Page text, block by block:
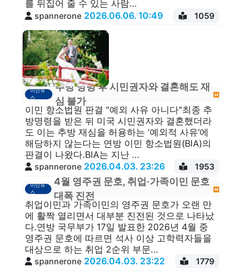
를 뒤집어 줄 수 있는 사람...
spannerone 2026.06.06. 10:49 1059
이민뉴
스
추방 명령 후 시민권자와 결혼해도 재
심 불가
이민 항소법원 판결 "예외 사유 아니다"최종 추
방명령을 받은 뒤 미국 시민권자와 결혼했더라
도 이는 추방 재심을 허용하는 ‘예외적 사유’에
해당하지 않는다는 연방 이민 항소법원(BIA)의
판결이 나왔다.BIA는 지난 ...
spannerone 2026.04.03. 23:26 1953
이민뉴
스
4월 영주권 문호, 취업·가족이민 문호
대폭 진전
취업이민과 가족이민의 영주권 문호가 오랜 만
에 활짝 열리면서 대부분 진전된 것으로 나타났
다.연방 국무부가 17일 발표한 2026년 4월 중
영주권 문호에 따르면 석사 이상 고학력자들을
대상으로 하는 취업 2순위 부문...
spannerone 2026.04.03. 23:22 1779